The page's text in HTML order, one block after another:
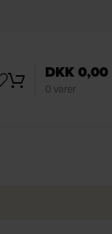
0 varer
DKK0,00